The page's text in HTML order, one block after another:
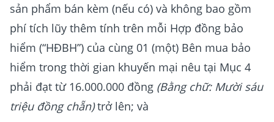
sản phẩm bán kèm (nếu có) và không bao gồm
phí tích lũy thêm tính trên mỗi Hợp đồng bảo
hiểm (“HĐBH”) của cùng 01 (một) Bên mua bảo
hiểm trong thời gian khuyến mại nêu tại Mục 4
phải đạt từ 16.000.000 đồng (Bằng chữ: Mười sáu
triệu đồng chẵn)trở lên; và